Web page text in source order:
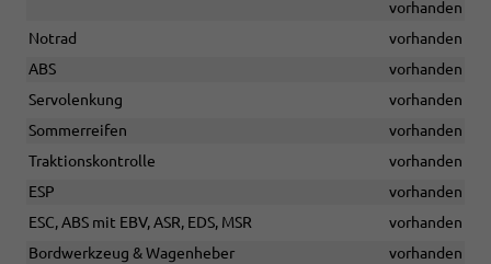
vorhanden
Notrad
vorhanden
ABS
vorhanden
Servolenkung
vorhanden
Sommerreifen
vorhanden
Traktionskontrolle
vorhanden
ESP
vorhanden
ESC, ABS mit EBV, ASR, EDS, MSR
vorhanden
Bordwerkzeug & Wagenheber
vorhanden